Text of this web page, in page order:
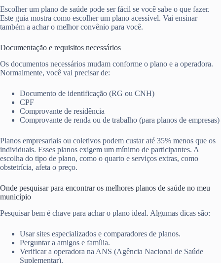
Escolher um plano de saúde pode ser fácil se você sabe o que fazer.
Este guia mostra como escolher um plano acessível. Vai ensinar
também a achar o melhor convênio para você.
Documentação e requisitos necessários
Os documentos necessários mudam conforme o plano e a operadora.
Normalmente, você vai precisar de:
Documento de identificação (RG ou CNH)
CPF
Comprovante de residência
Comprovante de renda ou de trabalho (para planos de empresas)
Planos empresariais ou coletivos podem custar até 35% menos que os
individuais. Esses planos exigem um mínimo de participantes. A
escolha do tipo de plano, como o quarto e serviços extras, como
obstetrícia, afeta o preço.
Onde pesquisar para encontrar os melhores planos de saúde no meu
município
Pesquisar bem é chave para achar o plano ideal. Algumas dicas são:
Usar sites especializados e comparadores de planos.
Perguntar a amigos e família.
Verificar a operadora na ANS (Agência Nacional de Saúde
Suplementar).